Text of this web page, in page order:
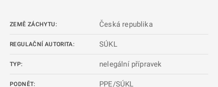
ZEMĚ ZÁCHYTU: Česká republika
REGULAČNÍ AUTORITA: SÚKL
TYP: nelegální přípravek
PODNĚT: PPE/SÚKL